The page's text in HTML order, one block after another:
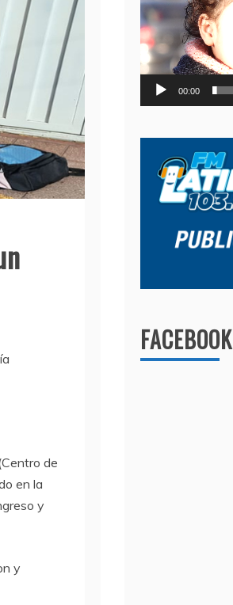
de
en la
y
y
de
video
00:00
FACEBOOK